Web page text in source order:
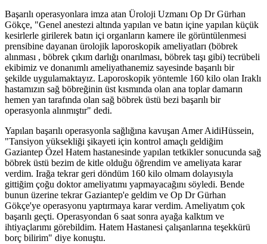
Başarılı operasyonlara imza atan Üroloji Uzmanı Op Dr Gürhan
Gökçe, "Genel anestezi altında yapılan ve batın içine yapılan küçük
kesirlerle girilerek batın içi organların kamere ile görüntülenmesi
prensibine dayanan ürolojik laporoskopik ameliyatları (böbrek
alınması , böbrek çıkım darlığı onarılması, böbrek taşı gibi) tecrübeli
ekibimiz ve donanımlı ameliyathanemiz sayesinde başarılı bir
şekilde uygulamaktayız. Laporoskopik yöntemle 160 kilo olan Iraklı
hastamızın sağ böbreğinin üst kısmında olan ana toplar damarın
hemen yan tarafında olan sağ böbrek üstü bezi başarılı bir
operasyonla alınmıştır" dedi.
Yapılan başarılı operasyonla sağlığına kavuşan Amer AidiHüssein,
"Tansiyon yüksekliği şikayeti için kontrol amaçlı geldiğim
Gaziantep Özel Hatem hastanesinde yapılan tetkikler sonucunda sağ
böbrek üstü bezim de kitle olduğu öğrendim ve ameliyata karar
verdim. Irağa tekrar geri döndüm 160 kilo olmam dolayısıyla
gittiğim çoğu doktor ameliyatımı yapmayacağını söyledi. Bende
bunun üzerine tekrar Gaziantep'e geldim ve Op Dr Gürhan
Gökçe'ye operasyonu yaptırmaya karar verdim. Ameliyatım çok
başarılı geçti. Operasyondan 6 saat sonra ayağa kalktım ve
ihtiyaçlarımı görebildim. Hatem Hastanesi çalışanlarına teşekkürü
borç bilirim" diye konuştu.